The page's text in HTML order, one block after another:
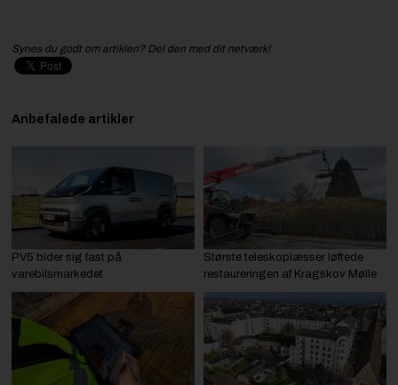
Synes du godt om artiklen? Del den med dit netværk!
Anbefalede artikler
PV5 bider sig fast på
varebilsmarkedet
Største teleskoplæsser løftede
restaureringen af Kragskov Mølle